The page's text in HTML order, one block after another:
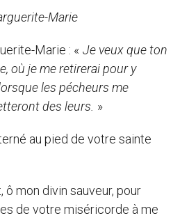
Marie
Marie : « Je veux que ton
où je me retirerai pour y
les pécheurs me
des leurs. »
au pied de votre sainte
ô mon divin sauveur, pour
de votre miséricorde à me